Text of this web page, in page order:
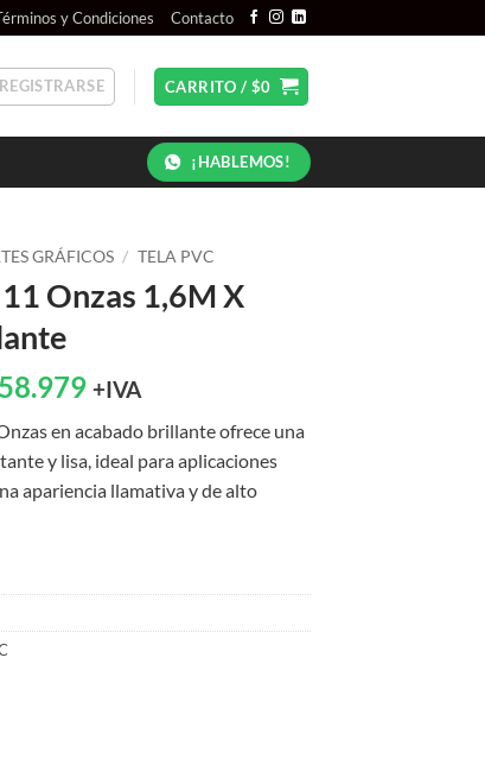
y Condiciones Contacto
CARRITO / $0
¡HABLEMOS!
GRÁFICOS / TELA PVC
Onzas 1,6M X
58.979El
actual
es:
$58.979.
+IVA
en acabado brillante ofrece una
y lisa, ideal para aplicaciones
apariencia llamativa y de alto